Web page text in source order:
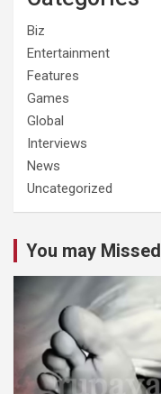
Biz
Entertainment
Features
Games
Global
Interviews
News
Uncategorized
You may Missed